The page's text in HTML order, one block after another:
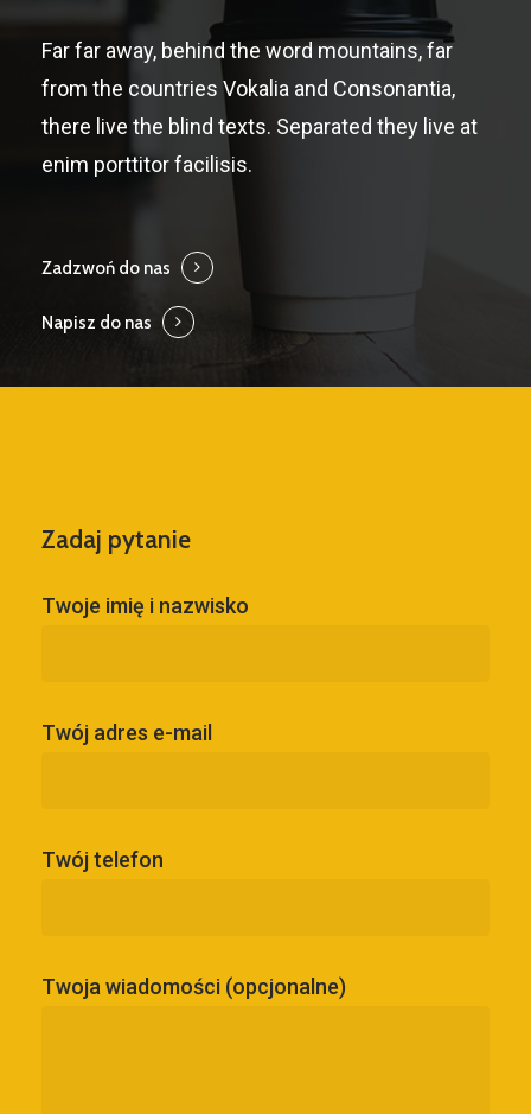
Far far away, behind the word mountains, far
from the countries Vokalia and Consonantia,
there live the blind texts. Separated they live at
enim porttitor facilisis.
Zadzwoń do nas
Napisz do nas
Zadaj pytanie
Twoje imię i nazwisko
Twój adres e-mail
Twój telefon
Twoja wiadomości (opcjonalne)